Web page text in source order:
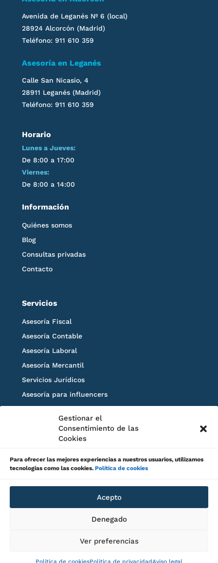
Gestionar el
Consentimiento de las
Cookies
Para ofrecer las mejores experiencias a nuestros usuarios, utilizamos
tecnologías como las cookies. Política de cookies
Acepto
Denegado
Ver preferencias
Política de cookiesPolítica de privacidadAviso legal
Avenida de Leganés Nº 6 (local)
28924 Alcorcón (Madrid)
Teléfono: 911 610 359
Asesoría en Leganés
Calle San Nicasio, 4
28911 Leganés(Madrid)
Teléfono: 911 610 359
Horario
Lunes a Jueves:
De 8:00 a 17:00
Viernes:
De 8:00 a 14:00
Información
Quiénes somos
Blog
Consultas privadas
Contacto
Servicios
Asesoría Fiscal
Asesoría Contable
Asesoría Laboral
Asesoría Mercantil
Servicios Jurídicos
Asesoría para influencers
Solicita información
Canal de Denuncias